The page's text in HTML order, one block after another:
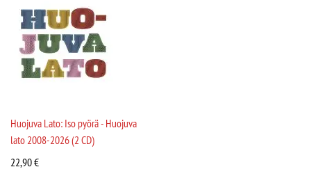
Huojuva Lato: Iso pyörä - Huojuva
lato 2008-2026 (2 CD)
22,90€